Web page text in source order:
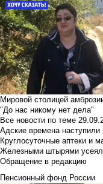
Мировой столицей
"До нас никому нет дела"
Все новости по теме
Адские времена
Круглосуточные аптеки и
Железными штырями
Обращение в редакцию
Пенсионный фонд России